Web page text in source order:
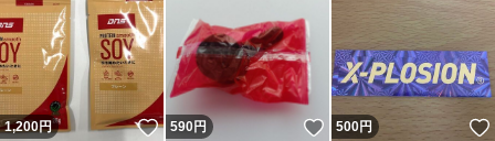
1,200円 いいね！
590円 いいね！
500円